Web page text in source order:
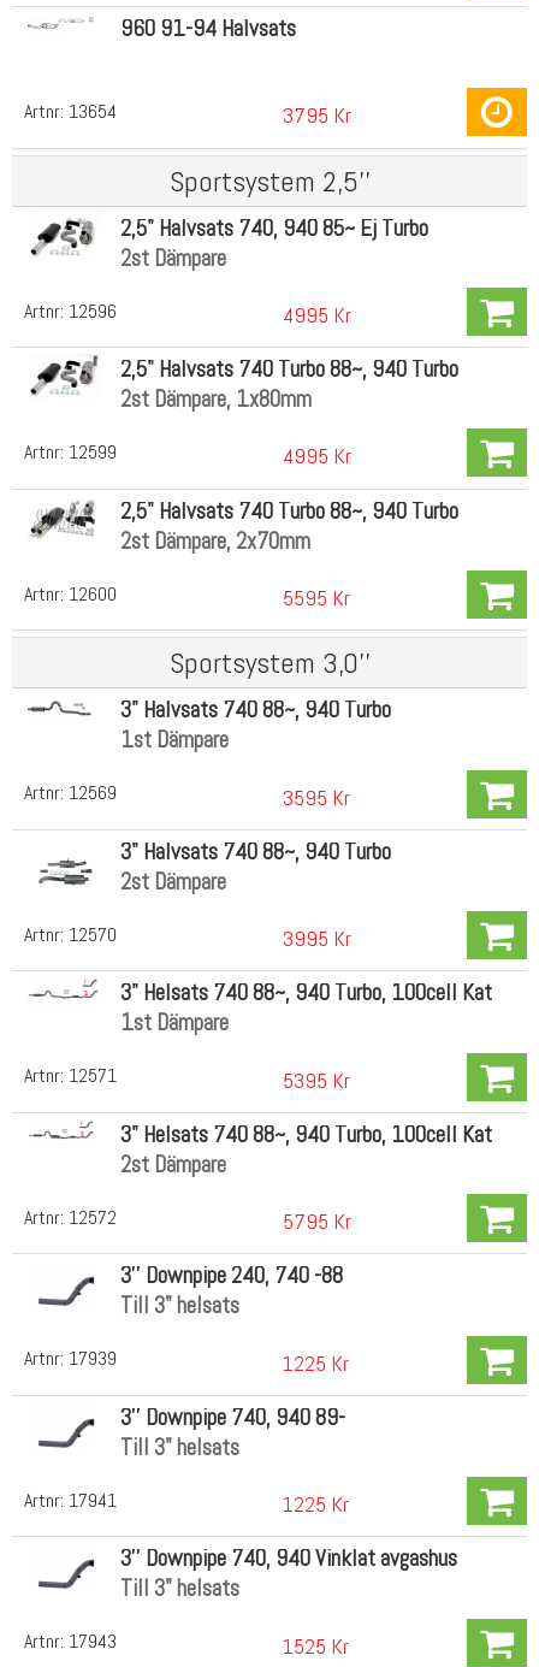
Artnr: 13654
960 91-94 Halvsats
3795 Kr
Sportsystem 2,5''
Artnr: 12596
2,5" Halvsats 740, 940 85~ Ej Turbo
2st Dämpare
4995 Kr
Artnr: 12599
2,5" Halvsats 740 Turbo 88~, 940 Turbo
2st Dämpare, 1x80mm
4995 Kr
Artnr: 12600
2,5" Halvsats 740 Turbo 88~, 940 Turbo
2st Dämpare, 2x70mm
5595 Kr
Sportsystem 3,0''
Artnr: 12569
3" Halvsats 740 88~, 940 Turbo
1st Dämpare
3595 Kr
Artnr: 12570
3" Halvsats 740 88~, 940 Turbo
2st Dämpare
3995 Kr
Artnr: 12571
3" Helsats 740 88~, 940 Turbo, 100cell Kat
1st Dämpare
5395 Kr
Artnr: 12572
3" Helsats 740 88~, 940 Turbo, 100cell Kat
2st Dämpare
5795 Kr
Artnr: 17939
3'' Downpipe 240, 740 -88
Till 3" helsats
1225 Kr
Artnr: 17941
3'' Downpipe 740, 940 89-
Till 3" helsats
1225 Kr
Artnr: 17943
3'' Downpipe 740, 940 Vinklat avgashus
Till 3" helsats
1525 Kr